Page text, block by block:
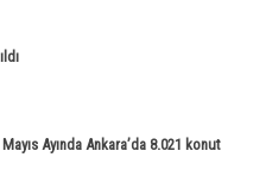
Ayında Ankara’da 8.021 konut